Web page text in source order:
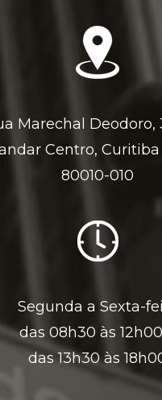
Marechal Deodoro,
Centro, Curitiba
80010-010
Segunda a Sexta-
das 08h30 às
das 13h30 às